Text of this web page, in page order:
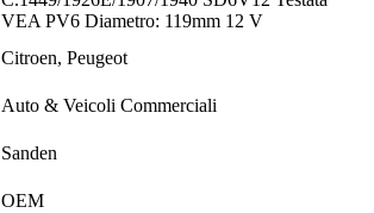
VEA PV6 Diametro: 119mm 12 V
Citroen, Peugeot
Auto & Veicoli Commerciali
Sanden
OEM